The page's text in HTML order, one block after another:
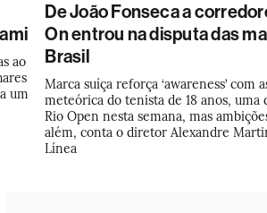
ao
um
De João Fonseca a
On entrou na disputa das
Brasil
Marca suíça reforça ‘awareness’ com
meteórica do tenista de 18 anos, uma
Rio Open nesta semana, mas
além, conta o diretor Alexandre
Línea